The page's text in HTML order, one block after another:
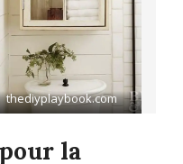
thediyplaybook.com
la